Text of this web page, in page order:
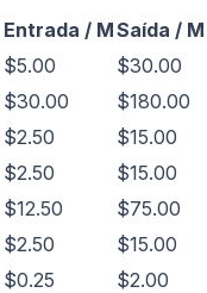
Entrada / MSaída / M
$5.00
$30.00
$30.00
$180.00
$2.50
$15.00
$2.50
$15.00
$12.50
$75.00
$2.50
$15.00
$0.25 $2.00